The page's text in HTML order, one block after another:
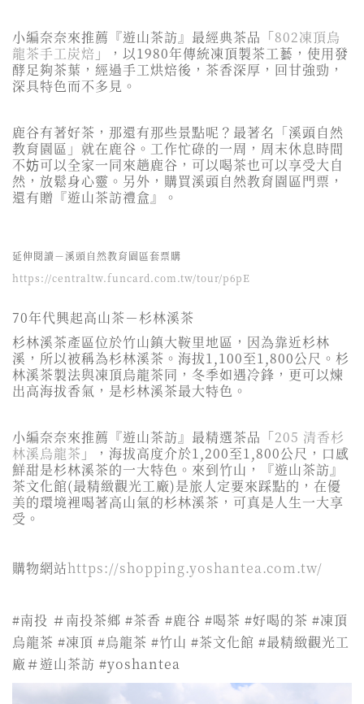
小編奈奈來推薦『遊山茶訪』最經典茶品「802凍頂烏
龍茶手工炭焙 」，以1980年傳統凍頂製茶工藝，使用發
酵足夠茶葉，經過手工烘焙後，茶香深厚，回甘強勁，
深具特色而不多見。
鹿谷有著好茶，那還有那些景點呢？最著名「溪頭自然
教育園區」就在鹿谷。工作忙碌的一周，周末休息時間
不妨可以全家一同來趟鹿谷，可以喝茶也可以享受大自
然，放鬆身心靈。另外，購買溪頭自然教育園區門票，
還有贈『遊山茶訪禮盒』。
延伸閱讀－溪頭自然教育園區套票購
https://centraltw.funcard.com.tw/tour/p6pE
70年代興起高山茶－杉林溪茶
杉林溪茶產區位於竹山鎮大鞍里地區，因為靠近杉林
溪，所以被稱為杉林溪茶。海拔1,100至1,800公尺。杉
林溪茶製法與凍頂烏龍茶同，冬季如遇冷鋒，更可以煉
出高海拔香氣，是杉林溪茶最大特色。
小編奈奈來推薦『遊山茶訪』最精選茶品「205 清香杉
林溪烏龍茶 」，海拔高度介於1,200至1,800公尺，口感
鮮甜是杉林溪茶的一大特色。來到竹山，『遊山茶訪』
茶文化館(最精緻觀光工廠)是旅人定要來踩點的，在優
美的環境裡喝著高山氣的杉林溪茶，可真是人生一大享
受。
購物網站https://shopping.yoshantea.com.tw/
#南投 ＃南投茶鄉 #茶香 #鹿谷 #喝茶 #好喝的茶 #凍頂
烏龍茶 #凍頂 #烏龍茶 #竹山 #茶文化館 #最精緻觀光工
廠＃遊山茶訪 #yoshantea